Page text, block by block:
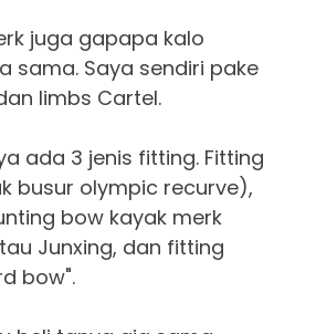
juga gapapa kalo
sama. Saya sendiri pake
limbs Cartel.
ada 3 jenis fitting. Fitting
busur olympic recurve),
bow kayak merk
Junxing, dan fitting
bow".